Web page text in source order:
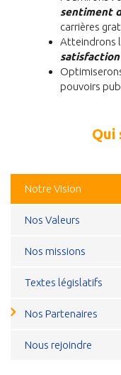
sentiment
carrières
Atteindrons
satisfaction
pouvoirs
Qui
Notre Vision
Nos Valeurs
Nos missions
Textes législatifs
Nos Partenaires
Nous rejoindre